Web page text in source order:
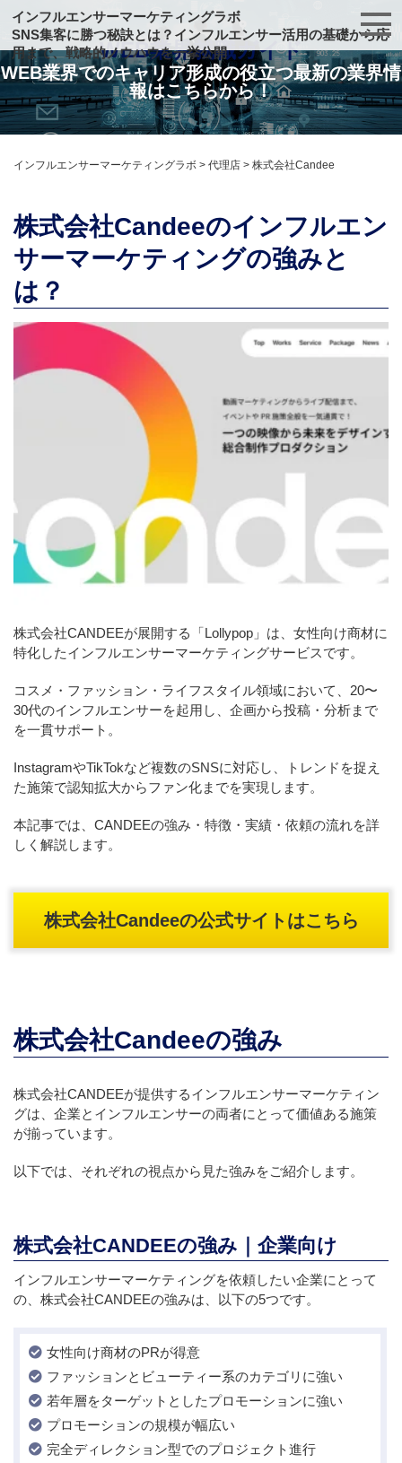
インフルエンサーマーケティングラボ
SNS集客に勝つ秘訣とは？インフルエンサー活用の基礎から応
用まで、戦略的ノウハウを一挙公開
WEB業界就職ガイド
WEB業界でのキャリア形成の役立つ最新の業界情
報はこちらから！
インフルエンサーマーケティングラボ > 代理店 > 株式会社Candee
株式会社Candeeのインフルエン
サーマーケティングの強みと
は？
株式会社CANDEEが展開する「Lollypop」は、女性向け商材に
特化したインフルエンサーマーケティングサービスです。
コスメ・ファッション・ライフスタイル領域において、20〜
30代のインフルエンサーを起用し、企画から投稿・分析まで
を一貫サポート。
InstagramやTikTokなど複数のSNSに対応し、トレンドを捉え
た施策で認知拡大からファン化までを実現します。
本記事では、CANDEEの強み・特徴・実績・依頼の流れを詳
しく解説します。
株式会社Candeeの公式サイトはこちら
株式会社Candeeの強み
株式会社CANDEEが提供するインフルエンサーマーケティン
グは、企業とインフルエンサーの両者にとって価値ある施策
が揃っています。
以下では、それぞれの視点から見た強みをご紹介します。
株式会社CANDEEの強み｜企業向け
インフルエンサーマーケティングを依頼したい企業にとって
の、株式会社CANDEEの強みは、以下の5つです。
女性向け商材のPRが得意
ファッションとビューティー系のカテゴリに強い
若年層をターゲットとしたプロモーションに強い
プロモーションの規模が幅広い
完全ディレクション型でのプロジェクト進行